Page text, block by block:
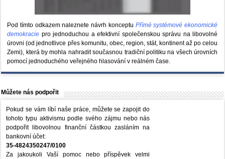
Pod tímto odkazem naleznete návrh konceptu Přímé systémové ekonomické
demokracie pro jednoduchou a efektivní společenskou správu na libovolné
úrovni (od jednotlivce přes komunitu, obec, region, stát, kontinent až po celou
Zemi), která by mohla nahradit současnou tradiční politiku na všech úrovních
pomocí jednoduchého veřejného hlasování v reálném čase.
Můžete nás podpořit
Pokud se vám líbí naše práce, můžete se zapojit do
tohoto typu aktivismu podle svého zájmu nebo nás
podpořit libovolnou finanční částkou zasláním na
bankovní účet:
35-4824350247/0100
Za jakoukoli Vaší pomoc nebo příspěvek velmi